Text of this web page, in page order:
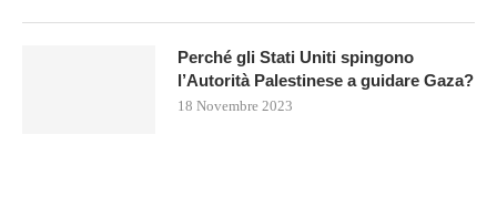
Perché gli Stati Uniti spingono
l’Autorità Palestinese a guidare Gaza?
18 Novembre 2023